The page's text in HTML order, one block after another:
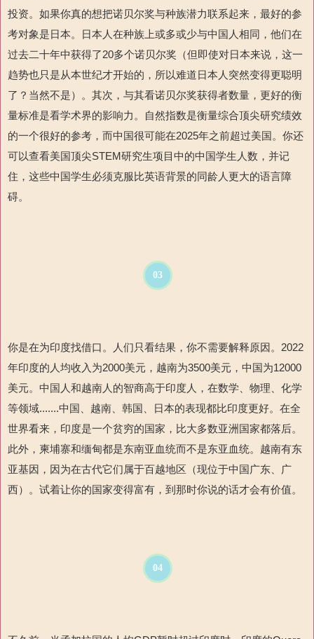
投资。如果你真的想把诺贝尔奖与种族潜力联系起来，最好的参
考对象是日本。日本人在种族上或多或少与中国人相同，他们在
过去二十年中获得了20多个诺贝尔奖（但即使对日本来说，这一
趋势也只是从本世纪才开始的，所以难道日本人突然变得更聪明
了？当然不是）。其次，与其看诺贝尔奖获得者数量，更好的衡
量标准是看学术界的影响力。自然指数是衡量综合顶尖研究绩效
的一个很好的参考，而中国很可能在2025年之前超过美国。你还
可以查看美国顶尖STEM研究生项目中的中国学生人数，并记
住，这些中国学生必须克服比英语背景的同龄人更大的语言障
碍。
03
你是在为印度找借口。人们只看结果，你不需要解释原因。2022
年印度的人均收入为2000美元，越南为3500美元，中国为12000
美元。中国人和越南人的智商高于印度人，在数学、物理、化学
等领域.......中国、越南、韩国、日本的表现都比印度更好。在全
世界看来，印度是一个贫穷的国家，比大多数亚洲国家都落后。
此外，柬埔寨和缅甸都是东南亚血统而不是东亚血统。越南有东
亚基因，因为在古代它们属于百越地区（现位于中国广东、广
西）。试着让你的国家变得富有，到那时你说的话才会有价值。
04